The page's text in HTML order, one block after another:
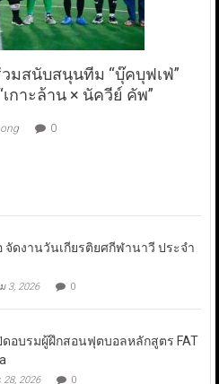
มสนับสนุนทีม “บุ๊คบุฟเฟ่”
กาะล้าน × นัควีย์ คัพ”
0
จัดงานวันเกียรติยศกีฬานาวี ประจำ
3, 2026 0
ดอบรมผู้ฝึกสอนฟุตบอลหลักสูตร FAT
2026 0